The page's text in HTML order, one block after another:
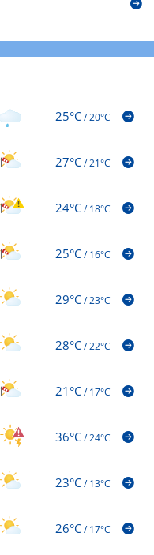
25°C/20°C
27°C/21°C
24°C/18°C
25°C/16°C
29°C/23°C
28°C/22°C
21°C/17°C
36°C/24°C
23°C/13°C
26°C/17°C